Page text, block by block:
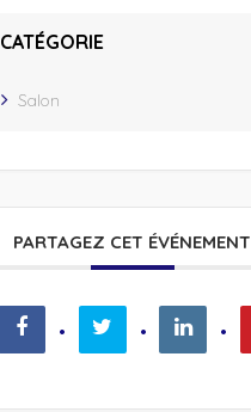
CATÉGORIE
Salon
PARTAGEZ CET ÉVÉNEMENT